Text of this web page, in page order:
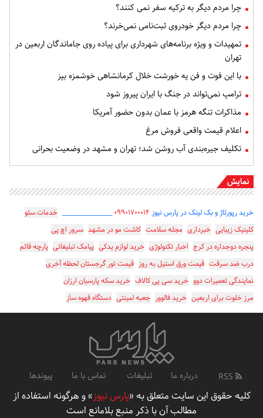
چرا مردم دیگر به ترکیه سفر نمی کنند؟
چرا مردم دیگر خودروی ثبت‌نامی نمی‌خرند؟
تمهیدات و ویژه برنامه‌های شهرداری برای پیاده روی جاماندگان اربعین در
تهران
با این فوت و فن یه خورشت خلال کرمانشاهی خوشمزه بپز
ترامپ نمی‌تواند در جنگ با ایران پیروز شود
مذاکرات تنگه هرمز با عمان بدون حضور آمریکا
اعلام قیمت واقعی فروش مرغ
تکلیف جیره‌بندی آب روشن شد؛ تهران و مشهد در وضعیت بحرانی
نمایش
خرید رپورتاژ و بک لینک در پارس نیوز ۰۹۹۰۱۷۰۰۰۱۴
خدمات سئو
کلینیک زیبایی خبرداری مجله سلامت کاشت مو در مشهد سرور اچ پی
پنجره دوجداره در کرج اخبار تکنولوژی خرید لوازم یدکی پیامک تبلیغاتی پارچه قائم
درب ضد سرقت قیمت ورق استیل به روز قیمت تور گرجستان لحظه آخری
نمایندگی تعمیرات دوو خرید سی پی کالاف خرید سکه پارسیان ارزان
مرز خلوت برای اربعین خرید فالوور جعبه لمینتی دستگاه قهوه ساز
درباره ما تبلیغات تماس با ما پیوندها
کلیه حقوق این سایت متعلق به «پارس نیوز» و هرگونه استفاده از
مطالب آن با ذکر منبع بلامانع است